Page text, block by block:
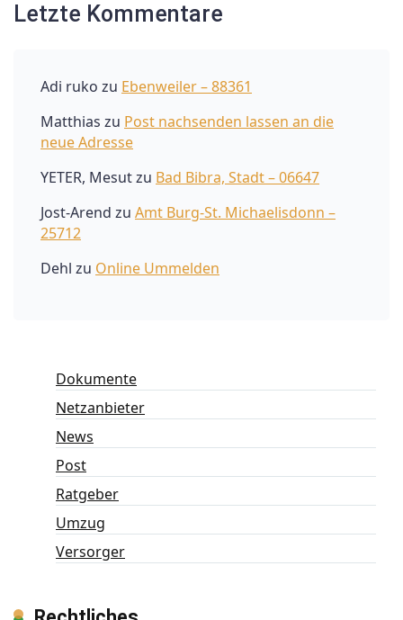
Letzte Kommentare
Adi ruko zu Ebenweiler – 88361
Matthias zu Post nachsenden lassen an die
neue Adresse
YETER, Mesutzu Bad Bibra, Stadt – 06647
Jost-Arend zu Amt Burg-St. Michaelisdonn –
25712
Dehl zu Online Ummelden
Dokumente
Netzanbieter
News
Post
Ratgeber
Umzug
Versorger